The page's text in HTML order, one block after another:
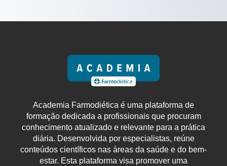
Academia Farmodiética é uma plataforma de
formação dedicada a profissionais que procuram
conhecimento atualizado e relevante para a prática
diária. Desenvolvida por especialistas, reúne
conteúdos científicos nas áreas da saúde e do bem-
estar. Esta plataforma visa promover uma